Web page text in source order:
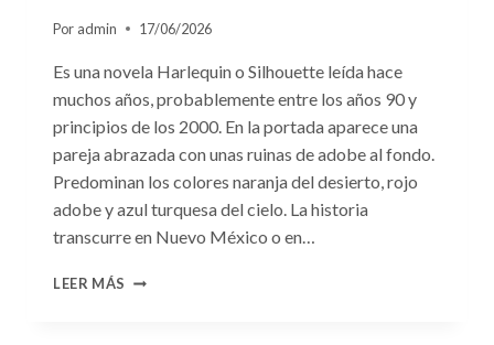
Por admin 17/06/2026
Es una novela Harlequin o Silhouette leída hace
muchos años, probablemente entre los años 90 y
principios de los 2000. En la portada aparece una
pareja abrazada con unas ruinas de adobe al fondo.
Predominan los colores naranja del desierto, rojo
adobe y azul turquesa del cielo. La historia
transcurre en Nuevo México o en…
LEER MÁS CONSULTA